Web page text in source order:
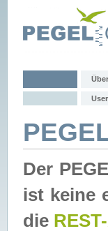
Der
ist keine
die